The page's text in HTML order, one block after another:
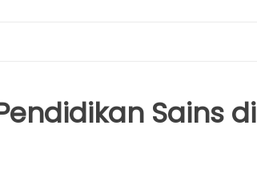
Sains di